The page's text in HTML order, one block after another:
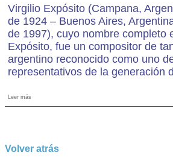
Virgilio Expósito (Campana,
de 1924 – Buenos Aires,
de 1997), cuyo nombre completo
Expósito, fue un compositor de
argentino reconocido como uno
representativos de la generación
Leer más
Volver atrás